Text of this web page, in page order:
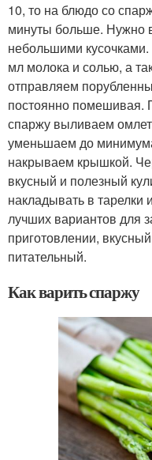
10, то на блюдо со
минуты больше. Нужно
небольшими
мл молока и солью, а
отправляем
постоянно помешивая.
спаржу выливаем
уменьшаем до
накрываем крышкой.
вкусный и полезный
накладывать в тарелки
лучших вариантов для
приготовлении,
питательный.
Как варить спаржу